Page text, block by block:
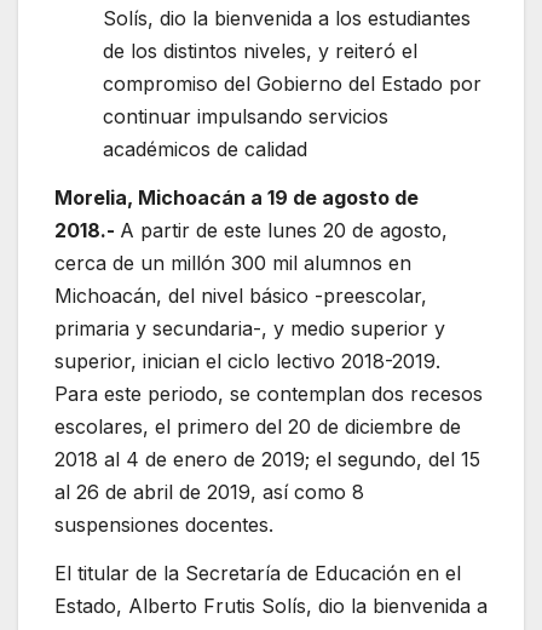
Solís, dio la bienvenida a los estudiantes
de los distintos niveles, y reiteró el
compromiso del Gobierno del Estado por
continuar impulsando servicios
académicos de calidad
Morelia, Michoacán a 19 de agosto de
2018.- A partir de este lunes 20 de agosto,
cerca de un millón 300 mil alumnos en
Michoacán, del nivel básico -preescolar,
primaria y secundaria-, y medio superior y
superior, inician el ciclo lectivo 2018-2019.
Para este periodo, se contemplan dos recesos
escolares, el primero del 20 de diciembre de
2018 al 4 de enero de 2019; el segundo, del 15
al 26 de abril de 2019, así como 8
suspensiones docentes.
El titular de la Secretaría de Educación en el
Estado, Alberto Frutis Solís, dio la bienvenida a